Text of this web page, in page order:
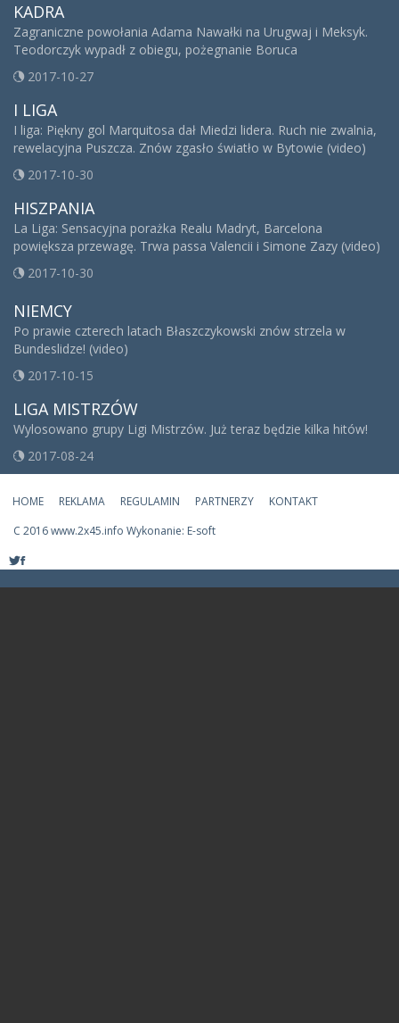
KADRA
Zagraniczne powołania Adama Nawałki na Urugwaj i Meksyk.
Teodorczyk wypadł z obiegu, pożegnanie Boruca
2017-10-27
I LIGA
I liga: Piękny gol Marquitosa dał Miedzi lidera. Ruch nie zwalnia,
rewelacyjna Puszcza. Znów zgasło światło w Bytowie (video)
2017-10-30
HISZPANIA
La Liga: Sensacyjna porażka Realu Madryt, Barcelona
powiększa przewagę. Trwa passa Valencii i Simone Zazy (video)
2017-10-30
NIEMCY
Po prawie czterech latach Błaszczykowski znów strzela w
Bundeslidze! (video)
2017-10-15
LIGA MISTRZÓW
Wylosowano grupy Ligi Mistrzów. Już teraz będzie kilka hitów!
2017-08-24
HOME REKLAMA REGULAMIN PARTNERZY
KONTAKT
C 2016 www.2x45.info Wykonanie: E-soft